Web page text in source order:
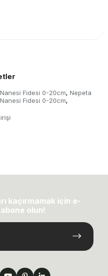
Fidesi 0-20cm, Nepeta
Fidesi 0-20cm,
kaçırmamak için e-
olun!